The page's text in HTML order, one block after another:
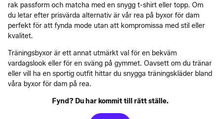
rak passform och matcha med en snygg t-shirt eller topp. Om
du letar efter prisvärda alternativ är vår rea på byxor för dam
perfekt för att fynda mode utan att kompromissa med stil eller
kvalitet.
Träningsbyxor är ett annat utmärkt val för en bekväm
vardagslook eller för en sväng på gymmet. Oavsett om du tränar
eller vill ha en sportig outfit hittar du snygga träningskläder bland
våra byxor för dam på rea.
Fynd? Du har kommit till rätt ställe.